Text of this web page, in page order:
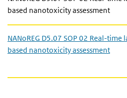
based nanotoxicity assessment
NANoREG D5.07 SOP 02 Real-
based nanotoxicity assessment